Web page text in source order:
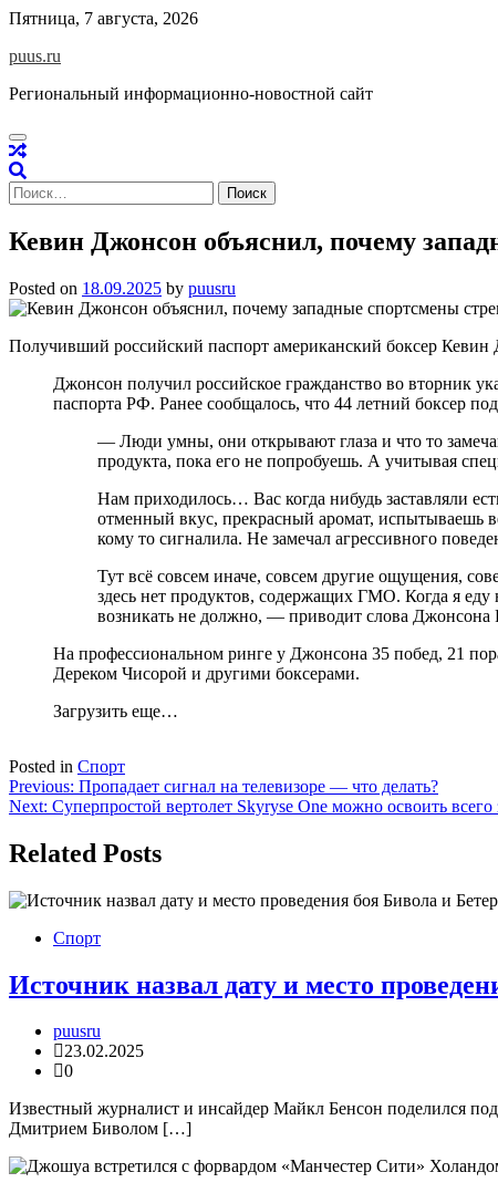
Skip
content
Пятница, 7 августа, 2026
puus.ru
Региональный информационно-новостной сайт
Найти:
Кевин Джонсон объяснил, почему
Posted on 18.09.2025 by puusru
Получивший российский паспорт американский боксер Кевин
Джонсон получил российское гражданство во вторник
паспорта РФ. Ранее сообщалось, что 44 летний боксер
— Люди умны, они открывают глаза и что то
продукта, пока его не попробуешь. А учитывая
Нам приходилось… Вас когда нибудь заставляли
отменный вкус, прекрасный аромат,
кому то сигналила. Не замечал агрессивного
Тут всё совсем иначе, совсем другие ощущения,
здесь нет продуктов, содержащих ГМО. Когда я еду
возникать не должно, — приводит слова Джонсона
На профессиональном ринге у Джонсона 35 побед, 21
Дереком Чисорой и другими боксерами.
Загрузить еще…
Posted in Спорт
Навигация
по
записям
Previous: Пропадает сигнал на телевизоре — что делать?
Next: Суперпростой вертолет Skyryse One можно освоить всего
Related Posts
Спорт
Источник назвал дату и место
puusru
23.02.2025
0
Известный журналист и инсайдер Майкл Бенсон поделился
Дмитрием Биволом […]